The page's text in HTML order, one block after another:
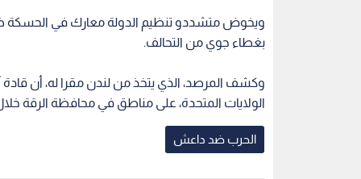
ويخوض متشددو تنظيم الدولة معارك في الحسكة
بغطاء جوي من التحالف.
وكشف المرصد، الذي يتخذ من لندن مقرا له، أن
الولايات المتحدة، على مناطق في محافظة الرقة خلال الـ 24 ساعة
الحرب ضد داعش